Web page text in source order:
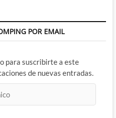
POR EMAIL
para suscribirte a este
de nuevas entradas.